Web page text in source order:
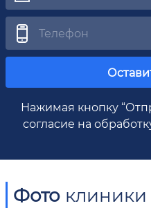
Нажимая кнопку
согласие на
Фото клиники